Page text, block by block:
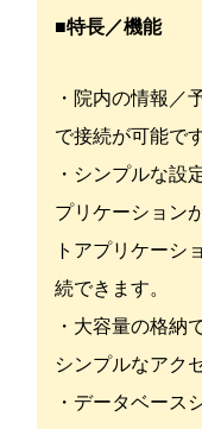
■特長／機能
・院内の情報／
で接続が可能です
・シンプルな設
プリケーション
トアプリケーシ
続できます。
・大容量の格納
シンプルなアク
・データベース